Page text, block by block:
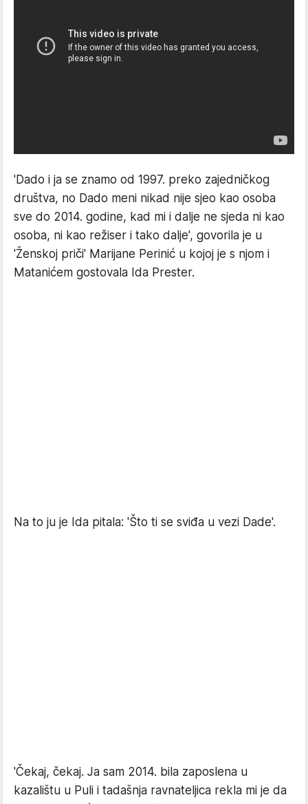
'Dado i ja se znamo od 1997. preko zajedničkog
društva, no Dado meni nikad nije sjeo kao osoba
sve do 2014. godine, kad mi i dalje ne sjeda ni kao
osoba, ni kao režiser i tako dalje', govorila je u
'Ženskoj priči' Marijane Perinić u kojoj je s njom i
Matanićem gostovala Ida Prester.
Na to ju je Ida pitala: 'Što ti se sviđa u vezi Dade'.
'Čekaj, čekaj. Ja sam 2014. bila zaposlena u
kazalištu u Puli i tadašnja ravnateljica rekla mi je da